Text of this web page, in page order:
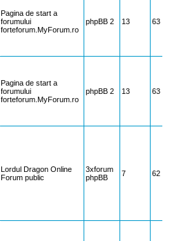
Pagina de start a
forumului
forteforum.MyForum.ro
phpBB 2 13 63
Pagina de start a
forumului
forteforum.MyForum.ro
phpBB 2 13 63
Lordul Dragon Online
Forum public
3xforum
phpBB
7 62